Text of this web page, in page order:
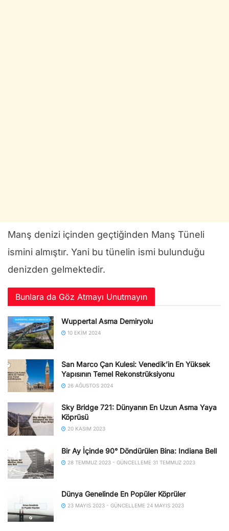
Manş denizi içinden geçtiğinden Manş Tüneli
ismini almıştır. Yani bu tünelin ismi bulunduğu
denizden gelmektedir.
Bunlara da Göz Atmayı Unutmayın
Wuppertal Asma Demiryolu
10 EKIM 2024
San Marco Çan Kulesi: Venedik’in En Yüksek
Yapısının Temel Rekonstrüksiyonu
26 AĞUSTOS 2024
Sky Bridge 721: Dünyanın En Uzun Asma Yaya
Köprüsü
20 KASIM 2023
Bir Ay İçinde 90° Döndürülen Bina: Indiana Bell
28 TEMMUZ 2023 - GÜNCELLEME 31 TEMMUZ 2023
Dünya Genelinde En Popüler Köprüler
23 MAYIS 2023 - GÜNCELLEME 24 MAYIS 2023